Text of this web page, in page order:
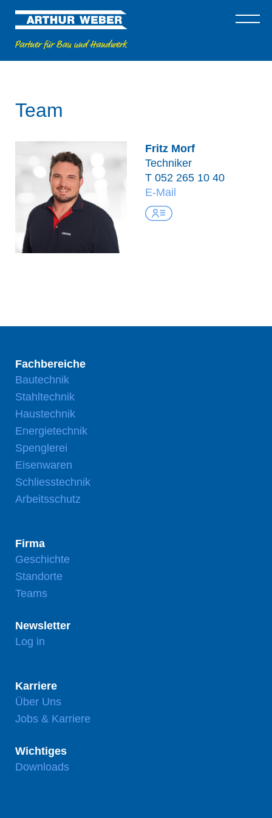
Team
Fritz Morf
Techniker
T 052 265 10 40
E-Mail
Fachbereiche
Bautechnik
Stahltechnik
Haustechnik
Energietechnik
Spenglerei
Eisenwaren
Schliesstechnik
Arbeitsschutz
Firma
Geschichte
Standorte
Teams
Newsletter
Log in
Karriere
Über Uns
Jobs & Karriere
Wichtiges
Downloads